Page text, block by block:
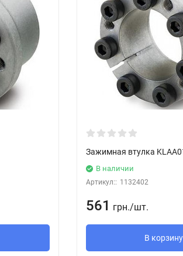
Зажимная втулка
В наличии
Артикул:: 1132402
561 грн./шт.
В корзину